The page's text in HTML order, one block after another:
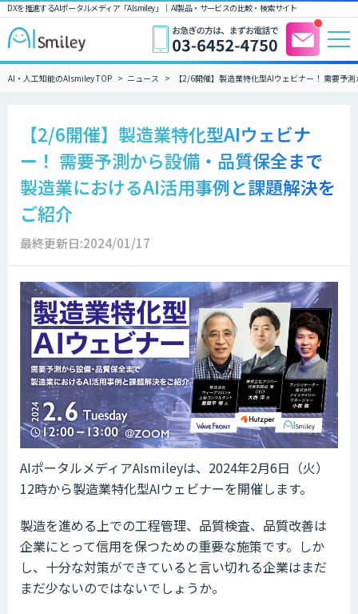
DXを推進するAIポータルメディア「AIsmiley」｜ AI製品・サービスの比較・検索サイト
AI・人工知能のAIsmiley TOP ニュース 【2/6開催】製造業特化型AIウェビナー！ 需要予
【2/6開催】製造業特化型AIウェビナ
ー！ 需要予測から設備・品質保全まで
製造業におけるAI活用事例と課題解決を
ご紹介
最終更新日:2024/01/17
AIポータルメディアAIsmileyは、2024年2月6日（火）
12時から製造業特化型AIウェビナーを開催します。
製造を進める上での工程管理、品質検査、品質改善は
企業にとって信用を保つための重要な施策です。しか
し、十分な対策ができていると言い切れる企業はまだ
まだ少ないのではないでしょうか。